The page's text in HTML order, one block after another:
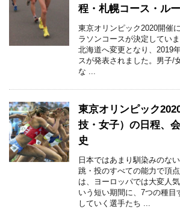
程・札幌コース・ル
東京オリンピック2020開催
ラソンコースが決定してい
北海道へ変更となり、2019
スが発表されました。男子/
な ...
東京オリンピック
技・女子）の日程、
史
日本ではあまり馴染みのな
跳・投のすべての能力で頂
は、ヨーロッパでは大変人
いう短い期間に、7つの種目
していく選手たち ...